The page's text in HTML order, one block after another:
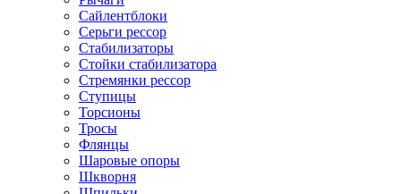
Сайлентблоки
Серьги рессор
Стабилизаторы
Стойки стабилизатора
Стремянки рессор
Ступицы
Торсионы
Тросы
Флянцы
Шаровые опоры
Шкворня